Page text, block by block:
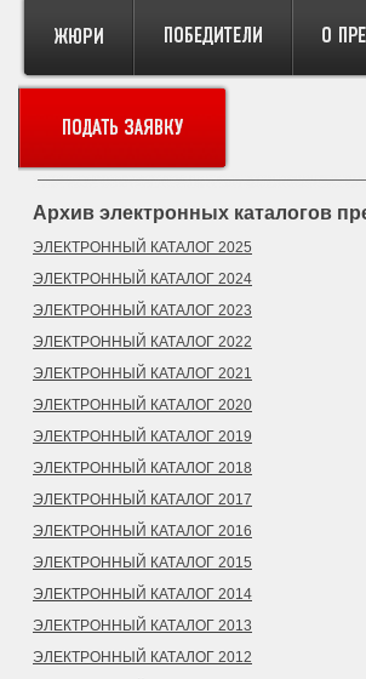
Архив электронных каталогов
ЭЛЕКТРОННЫЙ КАТАЛОГ 2025
ЭЛЕКТРОННЫЙ КАТАЛОГ 2024
ЭЛЕКТРОННЫЙ КАТАЛОГ 2023
ЭЛЕКТРОННЫЙ КАТАЛОГ 2022
ЭЛЕКТРОННЫЙ КАТАЛОГ 2021
ЭЛЕКТРОННЫЙ КАТАЛОГ 2020
ЭЛЕКТРОННЫЙ КАТАЛОГ 2019
ЭЛЕКТРОННЫЙ КАТАЛОГ 2018
ЭЛЕКТРОННЫЙ КАТАЛОГ 2017
ЭЛЕКТРОННЫЙ КАТАЛОГ 2016
ЭЛЕКТРОННЫЙ КАТАЛОГ 2015
ЭЛЕКТРОННЫЙ КАТАЛОГ 2014
ЭЛЕКТРОННЫЙ КАТАЛОГ 2013
ЭЛЕКТРОННЫЙ КАТАЛОГ 2012